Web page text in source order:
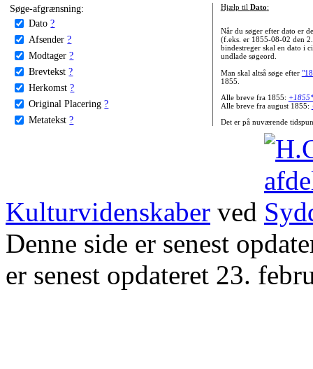
Søge-afgrænsning:
Dato ?
Afsender ?
Modtager ?
Brevtekst ?
Herkomst ?
Original Placering ?
Metatekst ?
Hjælp til Dato:
Når du søger efter dato er
(f.eks. er 1855-08-02 den
bindestreger skal en dato i
undlade søgeord.
Man skal altså søge efter
1855.
Alle breve fra 1855:
Alle breve fra august 1855:
Det er på nuværende
Kulturvidenskaber ved
Denne side er senest
er senest opdateret 23.